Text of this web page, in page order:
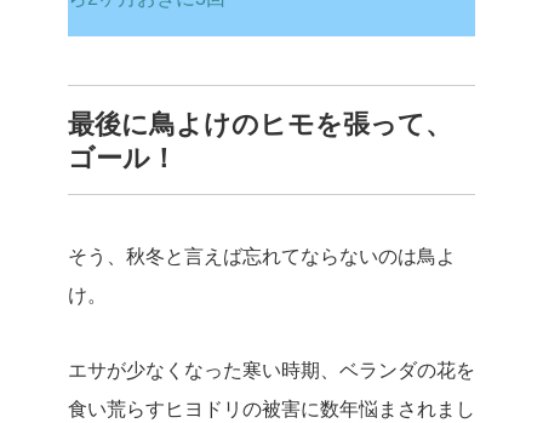
最後に鳥よけのヒモを張って、
ゴール！
そう、秋冬と言えば忘れてならないのは鳥よ
け。
エサが少なくなった寒い時期、ベランダの花を
食い荒らすヒヨドリの被害に数年悩まされまし